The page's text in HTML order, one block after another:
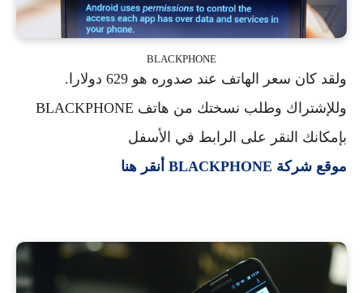
BLACKPHONE
ولقد كان سعر الهاتف عند صدوره هو 629 دولارا.
وللإشتراك وطلب نسختك من هاتف BLACKPHONE
بإمكانك النقر على الرابط في الأسفل
موقع شركة BLACKPHONE أنقر هنا